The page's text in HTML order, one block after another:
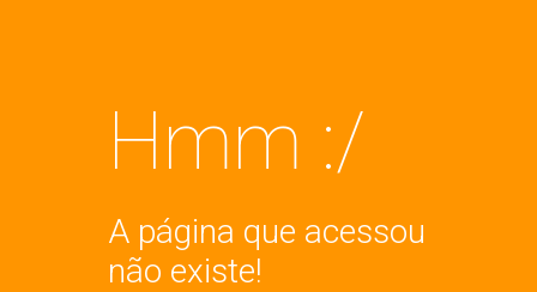
Hmm :/
A página que acessou
não existe!